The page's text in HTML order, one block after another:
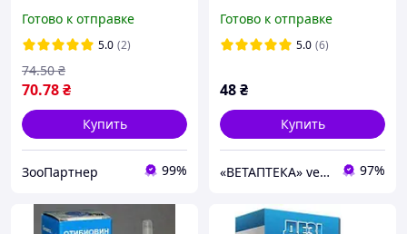
Готово к отправке
5.0 (2)
70.78₴
74.50 ₴
Купить
ЗооПартнер 99%
Готово к отправке
5.0 (6)
48₴
Купить
«ВЕТАПТЕКА» vetapteka.vinnica.ua 97%